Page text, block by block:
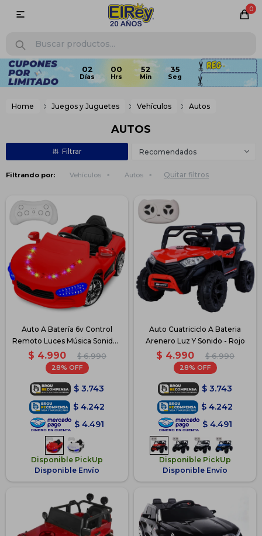
0

02 00 52 35
Home Juegos y Juguetes Vehículos Autos
AUTOS
Recomendados
Filtrando por: Vehículos Autos Quitar filtros
Auto A Batería 6v Control
Remoto Luces Música Sonido -
Rojo
$ 4.990 $ 6.990
28
$ 3.743
$ 4.242
$ 4.491
Disponible PickUp
Disponible Envío
Auto Cuatriciclo A Bateria
Arenero Luz Y Sonido - Rojo
$ 4.990 $ 6.990
28
$ 3.743
$ 4.242
$ 4.491
Disponible PickUp
Disponible Envío